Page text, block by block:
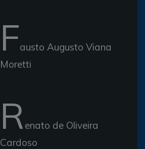
Fausto Augusto Viana
Moretti
Renato de Oliveira
Cardoso